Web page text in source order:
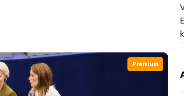
Premium